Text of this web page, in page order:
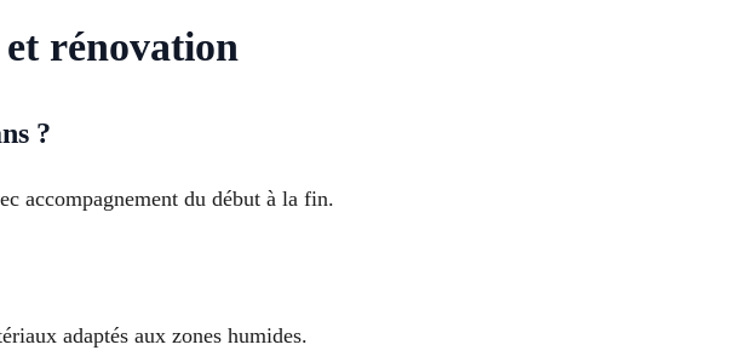
rénovation
?
accompagnement du début à la fin.
adaptés aux zones humides.